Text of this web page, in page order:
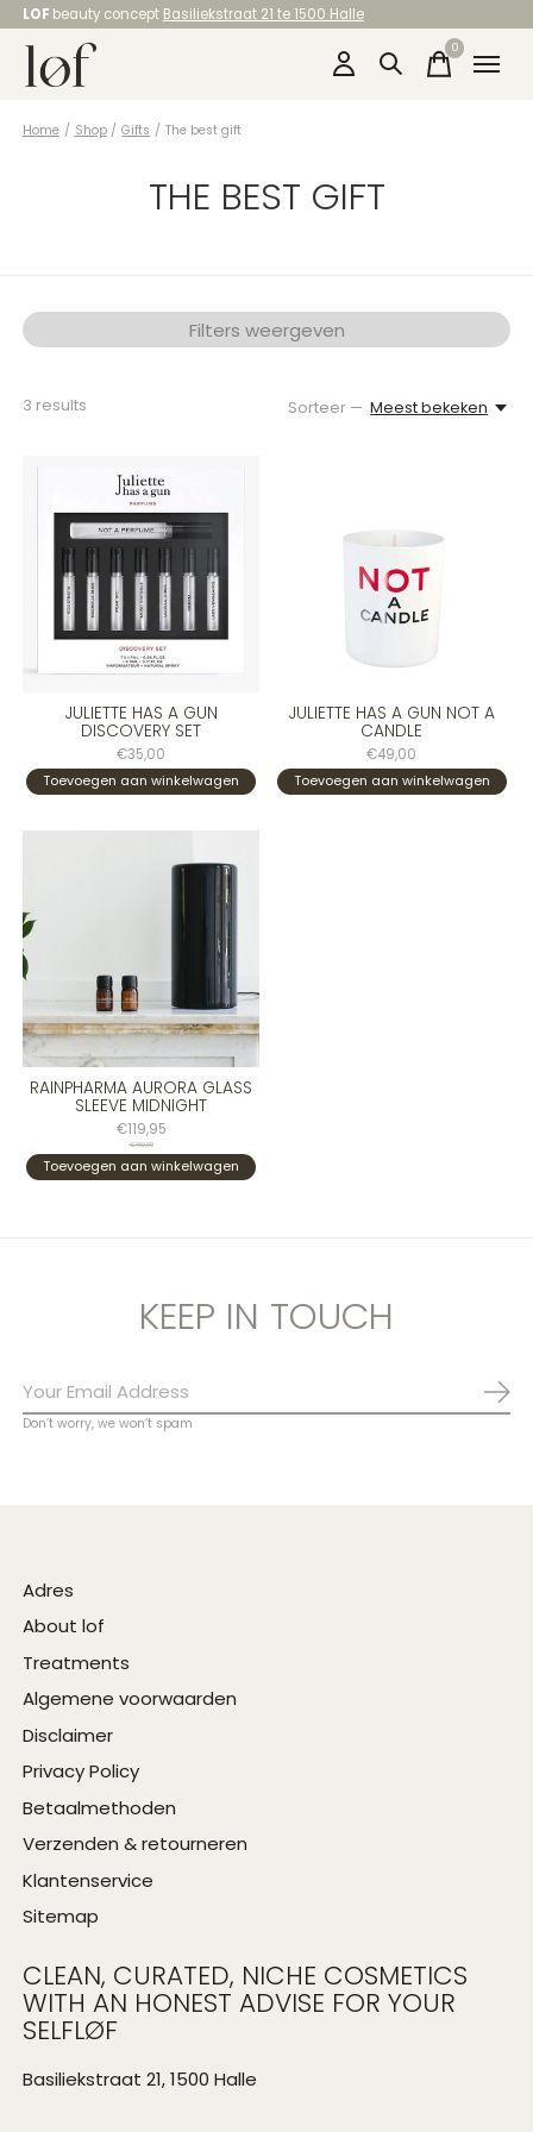
LOF beauty concept Basiliekstraat 21 te 1500 Halle
0items
Home / Shop / Gifts / The best gift
THE BEST GIFT
Filters weergeven
3 results Sorteer — Meest bekeken
JULIETTE HAS A GUN
DISCOVERY SET
€35,00
Toevoegen aan winkelwagen
JULIETTE HAS A GUN NOT A
CANDLE
€49,00
Toevoegen aan winkelwagen
RAINPHARMA AURORA GLASS
SLEEVE MIDNIGHT
€119,95
€160,00
Toevoegen aan winkelwagen
KEEP IN TOUCH
Don’t worry, we won’t spam
Adres
About lof
Treatments
Algemene voorwaarden
Disclaimer
Privacy Policy
Betaalmethoden
Verzenden & retourneren
Klantenservice
Sitemap
CLEAN, CURATED, NICHE COSMETICS
WITH AN HONEST ADVISE FOR YOUR
SELFLØF
Basiliekstraat 21, 1500 Halle